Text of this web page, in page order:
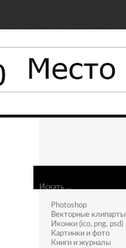
Photoshop
Векторные клипарты
Иконки (ico, png, psd)
Картинки и фото
Книги и журналы